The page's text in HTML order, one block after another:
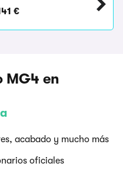
€
en
acabado y mucho más
oficiales